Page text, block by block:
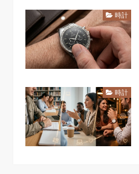
時計
時計